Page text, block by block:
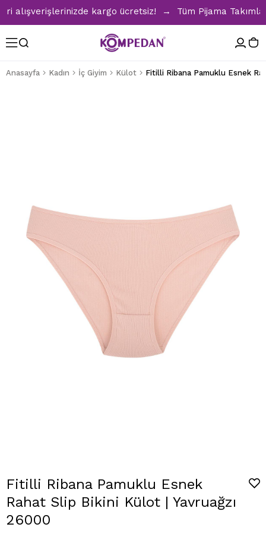
kargo ücretsiz! → Tüm Pijama
Anasayfa Kadın İç Giyim Külot
Fitilli Ribana Pamuklu Esnek
Rahat Slip Bikini Külot | Yavruağzı
26000